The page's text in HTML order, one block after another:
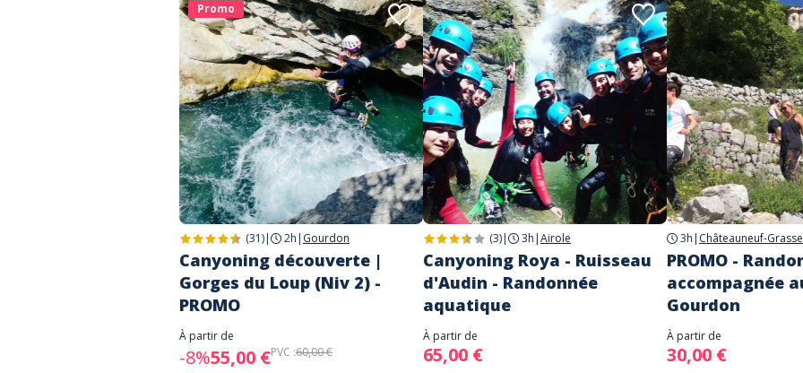
Promo
(31)| 2h | Gourdon
Canyoning découverte |
Gorges du Loup (Niv 2) -
PROMO
À partir de
-8%55,00 €PVC :60,00 €
(3)| 3h |Airole
Canyoning Roya - Ruisseau
d'Audin - Randonnée
aquatique
À partir de
65,00 €
3h | Châteauneuf-Grasse
PROMO -
accompagnée
Gourdon
À partir de
30,00 €